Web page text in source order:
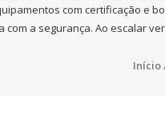
com certificação e
com a segurança. Ao
Início